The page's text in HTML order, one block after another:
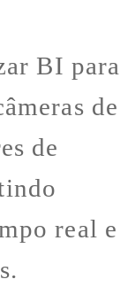
BI para
de
de
real e